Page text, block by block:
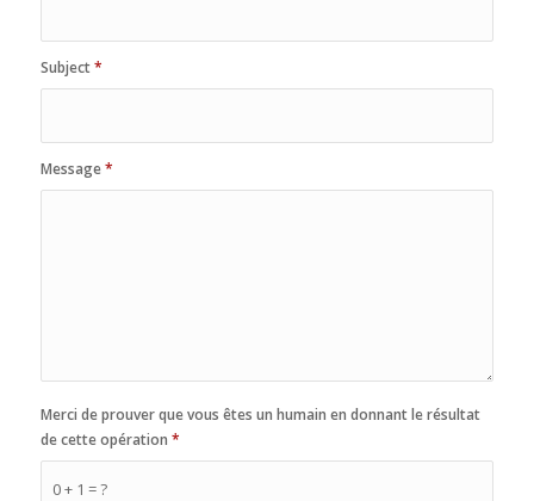
Subject*
Message*
0 + 1 = ?
Merci de prouver que vous êtes un humain en donnant le résultat
de cette opération *